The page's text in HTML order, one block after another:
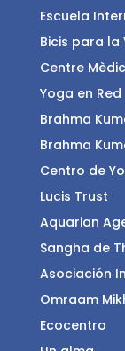
Escuela
Bicis para la
Centre
Yoga en Red
Brahma
Brahma
Centro de
Lucis Trust
Aquarian
Sangha de
Asociación
Omraam
Ecocentro